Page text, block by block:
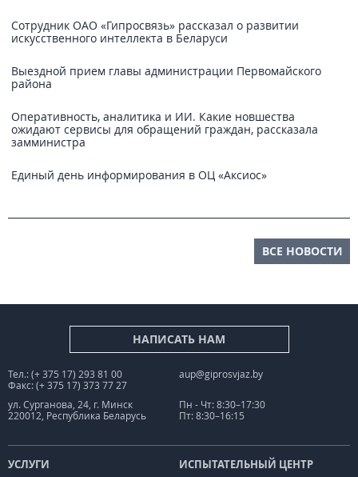
Сотрудник ОАО «Гипросвязь» рассказал о развитии
искусственного интеллекта в Беларуси
Выездной прием главы администрации Первомайского
района
Оперативность, аналитика и ИИ. Какие новшества
ожидают сервисы для обращений граждан, рассказала
замминистра
Единый день информирования в ОЦ «Аксиос»
ВСЕ НОВОСТИ
НАПИСАТЬ НАМ
Тел.: (+ 375 17) 293 81 00
Факс: (+ 375 17) 373 77 27
aup@giprosvjaz.by
ул. Сурганова, 24, г. Минск
220012, Республика Беларусь
Пн - Чт: 8:30–17:30
Пт: 8:30–16:15
УСЛУГИ ИСПЫТАТЕЛЬНЫЙ ЦЕНТР